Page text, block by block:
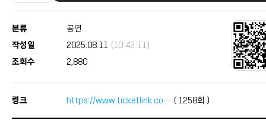
분류
공연
작성일
2025.08.11
(10:42:11)
조회수
2,880
링크 https://www.ticketlink.co… ( 1258회 )